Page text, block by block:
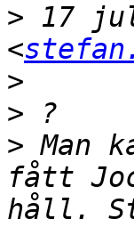
> 17
<
>
>
> Man
fått
håll.